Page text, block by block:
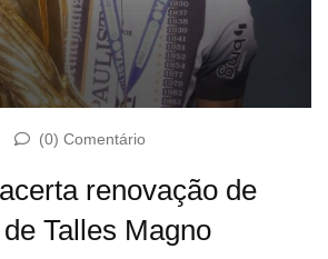
(0) Comentário
renovação de
Talles Magno